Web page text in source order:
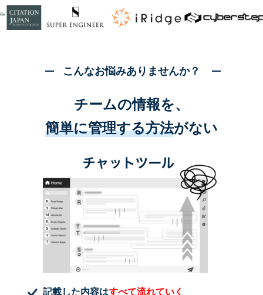
こんなお悩みありませんか？
チームの情報を、
簡単に管理する方法がない
記載した内容はすべて流れていく